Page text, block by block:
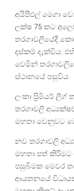
අයිපීඑල් මෙගා
ලක්ෂ 75 කට
තරගාවලියේදී
දස්කම් දැක්විය.
වෙමින්
ස්ථානයේ පසුවිය.
ලංකා ප්‍රිමියර් ලීග්
තරගාවලි
මහතා වෙනුවට
නව තරගාවලි
මහතා පත් කිරීමට
පසුබිමක මෙවර
ආයතනයේ